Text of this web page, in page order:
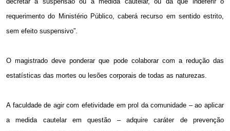
requerimento do Ministério Público, caberá recurso em sentido estrito,
sem efeito suspensivo”.
O magistrado deve ponderar que pode colaborar com a redução das
estatísticas das mortes ou lesões corporais de todas as naturezas.
A faculdade de agir com efetividade em prol da comunidade – ao aplicar
a medida cautelar em questão – adquire caráter de prevenção